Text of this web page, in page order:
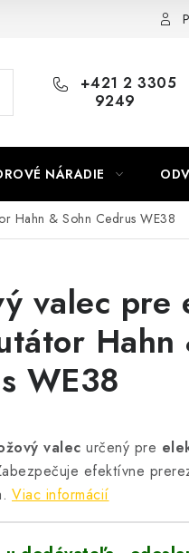
+421 2 3305
9249
NÁRADIE
Hahn & Sohn Cedrus WE38
valec pre
Hahn
WE38
valec určený pre
efektívne
Viac informácií